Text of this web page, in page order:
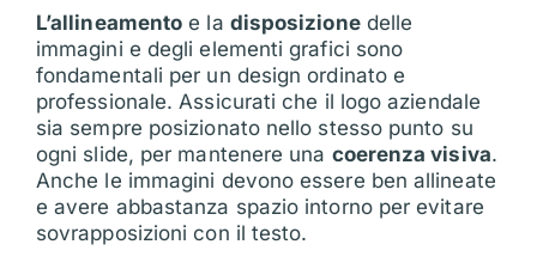
L’allineamento e la disposizionedelle
immagini e degli elementi grafici sono
fondamentali per un design ordinato e
professionale. Assicurati che il logo aziendale
sia sempre posizionato nello stesso punto su
ogni slide, per mantenere una coerenza visiva.
Anche le immagini devono essere ben allineate
e avere abbastanza spazio intorno per evitare
sovrapposizioni con il testo.